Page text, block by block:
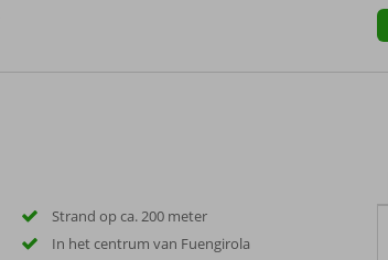
Strand op ca. 200 meter
In het centrum van Fuengirola